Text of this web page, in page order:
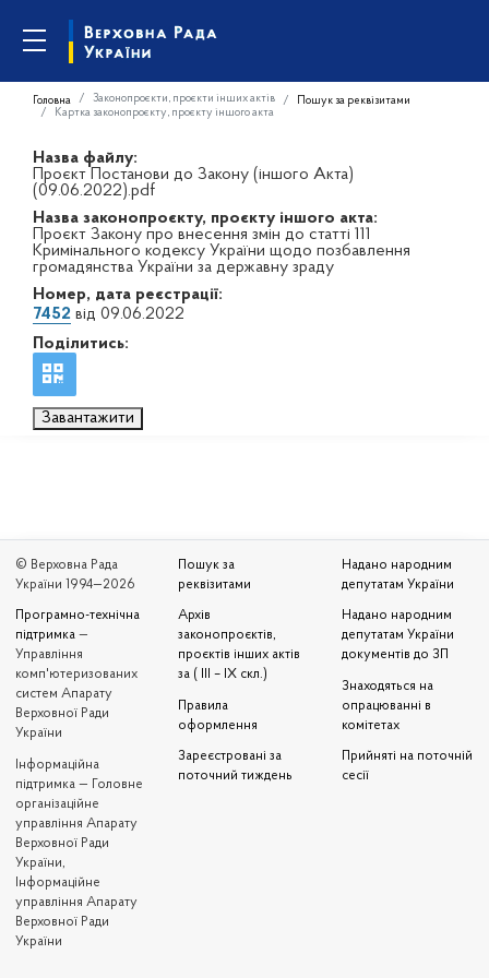
Головна Законопроєкти, проєкти інших актів
Пошук за реквізитами
Картка законопроєкту, проєкту іншого акта
Назва файлу:
Проєкт Постанови до Закону (іншого Акта)
(09.06.2022).pdf
Назва законопроєкту, проєкту іншого акта:
Проєкт Закону про внесення змін до статті 111
Кримінального кодексу України щодо позбавлення
громадянства України за державну зраду
Номер, дата реєстрації:
7452 від 09.06.2022
Поділитись:
Завантажити
© Верховна Рада
України 1994—2026
Програмно-технічна
підтримка —
Управління
комп'ютеризованих
систем Апарату
Верховної Ради
України
Iнформаційна
підтримка — Головне
організаційне
управління Апарату
Верховної Ради
України,
Інформаційне
управління Апарату
Верховної Ради
України
Пошук за
реквізитами
Архів
законопроєктів,
проєктів інших актів
за ( III – IX скл.)
Правила
оформлення
Зареєстровані за
поточний тиждень
Надано народним
депутатам України
Надано народним
депутатам України
документів до ЗП
Знаходяться на
опрацюванні в
комітетах
Прийняті на поточній
сесії